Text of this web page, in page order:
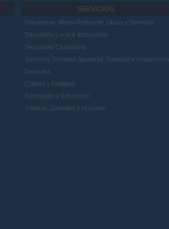
SERVICIOS
Urbanismo, Medio Ambiente, Obras y Servicios
Desarrollo Local e Innovación
Seguridad Ciudadana
Servicios Sociales, Igualdad, Sanidad e Inmigración
Deportes
Cultura y Festejos
Formación y Educación
Infancia, Juventud y Mayores